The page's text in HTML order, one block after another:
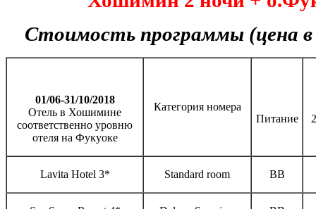
Стоимость программы (цена
01/06-31/10/2018
Отель в Хошимине
соответственно уровню
отеля на Фукуоке
Категория номера
Питание
Lavita Hotel 3* Standard room ВВ